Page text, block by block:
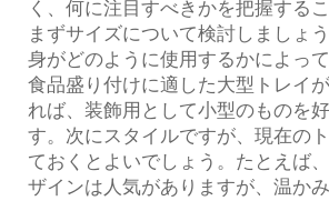
く、何に注目すべきかを把握する
まずサイズについて検討しましょ
身がどのように使用するかによっ
食品盛り付けに適した大型トレイ
れば、装飾用として小型のものを
す。次にスタイルですが、現在の
ておくとよいでしょう。たとえば
ザインは人気がありますが、温か